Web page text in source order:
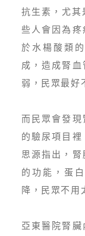
抗生素，尤
些人會因為
於水楊酸類
成，造成腎
弱，民眾最好
而民眾會發
的驗尿項目
思源指出，
的功能，蛋
降，民眾不用
亞東醫院腎